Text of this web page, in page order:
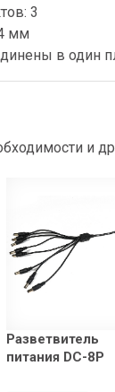
3
мм
в один
и
Разветвитель
питания DC-8P